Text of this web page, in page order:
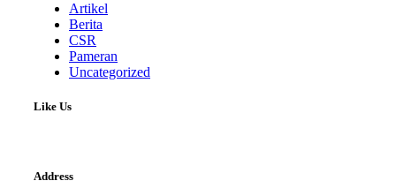
Artikel
Berita
CSR
Pameran
Uncategorized
Like Us
Address